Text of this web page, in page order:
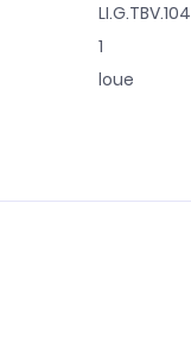
LI.G.TBV.104
1
loue